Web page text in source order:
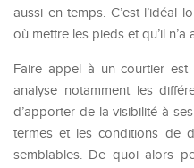
aussi en temps. C’est l’idéal
où mettre les pieds et qu’il
Faire appel à un courtier
analyse notamment les
d’apporter de la visibilité à
termes et les conditions de
semblables. De quoi alors